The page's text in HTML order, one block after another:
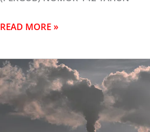
READ MORE »
BAHAYA
POLUSI
UDARA
BAGI